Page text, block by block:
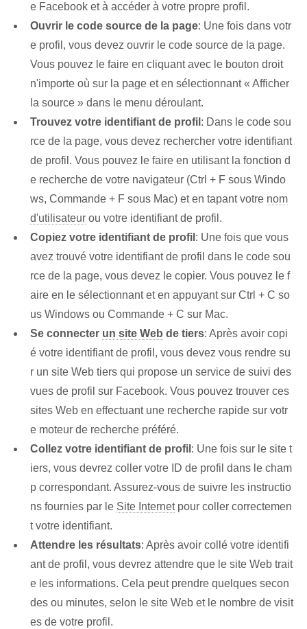
e ⁤Facebook‌ et à accéder à votre propre profil⁤.
Ouvrir le code source de la page: Une fois dans votr
e profil, vous devez ouvrir le code source de la page.
Vous pouvez le faire en cliquant avec le bouton droit
n'importe où sur la page et en sélectionnant « Afficher
la source » dans le menu déroulant.
Trouvez votre identifiant de profil : Dans le code sou
rce de la page, vous devez rechercher votre identifiant
de profil. Vous pouvez le faire en utilisant la fonction d
e recherche de votre navigateur (Ctrl + F sous Windo
ws, Commande + F sous Mac) et en tapant votre nom
d'utilisateur ou votre identifiant de profil.
Copiez⁢ votre⁢ identifiant de profil : Une fois que vous
avez trouvé votre identifiant de profil dans le code sou
rce de la page, vous devez le copier. Vous pouvez le f
aire en le sélectionnant et en appuyant sur Ctrl ⁢+ C so
us Windows ou Commande ⁢+ C sur Mac.
Se connecter un site Web de⁤ tiers: Après avoir copi
é votre identifiant de profil, vous devez vous rendre su
r un site Web tiers qui propose un service de suivi des
vues de profil sur Facebook. Vous pouvez trouver ces
sites Web en effectuant une recherche rapide sur votr
e moteur de recherche préféré.
Collez votre identifiant de profil : Une fois sur le site t
iers, vous devrez coller votre ID de profil dans le cham
p correspondant. Assurez-vous de suivre les instructio
ns fournies⁤ par ⁢le Site Internetpour coller correctemen
t votre identifiant.
Attendre les résultats: Après avoir collé votre identifi
ant de profil, vous devrez attendre que le site Web trait
e les informations. Cela peut prendre quelques secon
des ou minutes, selon le site Web et le nombre de visit
es de votre profil.